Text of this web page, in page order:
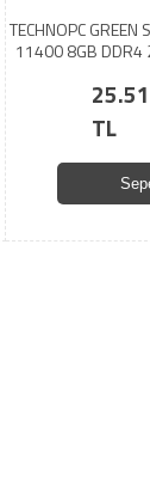
TECHNOPC
11400 8GB DDR4
TL